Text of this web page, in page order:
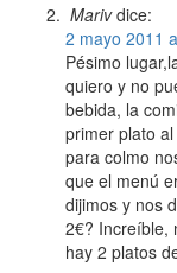
Mariv dice:
2 mayo 2011
Pésimo
quiero y no
bebida, la
primer plato
para colmo
que el menú
dijimos y nos
2€? Increíble,
hay 2 platos